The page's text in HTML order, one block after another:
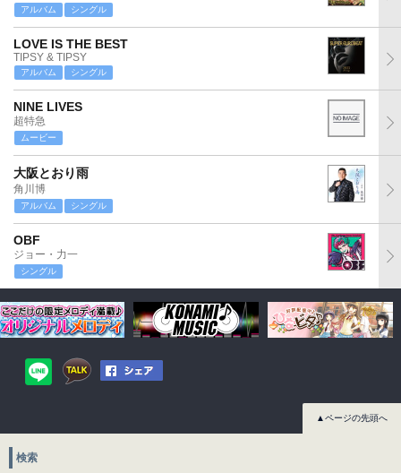
アルバム シングル
LOVE IS THE BEST
TIPSY & TIPSY
アルバム シングル
NINE LIVES
超特急
ムービー
大阪とおり雨
角川博
アルバム シングル
OBF
ジョー・力一
シングル
▲ページの先頭へ
検索